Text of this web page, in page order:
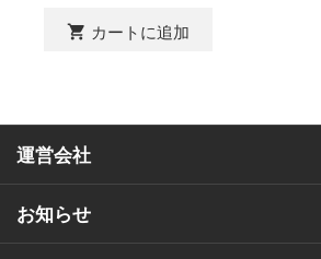
shopping_cart カートに追加
運営会社
お知らせ